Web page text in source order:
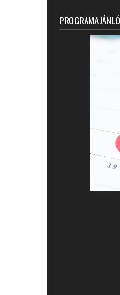
PROGRAMAJÁNLÓ